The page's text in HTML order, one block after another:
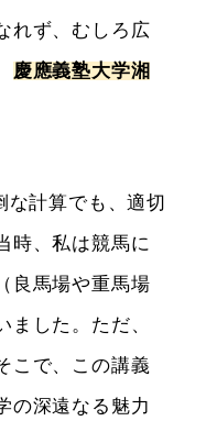
れず、むしろ広
慶應義塾大学湘
計算でも、適切
時、私は競馬に
良馬場や重馬場
した。ただ、
こで、この講義
の深遠なる魅力